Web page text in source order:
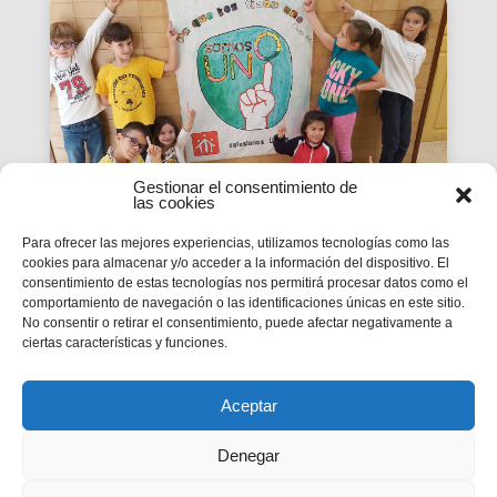
Gestionar el consentimiento de
las cookies
Para ofrecer las mejores experiencias, utilizamos tecnologías como las
cookies para almacenar y/o acceder a la información del dispositivo. El
consentimiento de estas tecnologías nos permitirá procesar datos como el
comportamiento de navegación o las identificaciones únicas en este sitio.
No consentir o retirar el consentimiento, puede afectar negativamente a
ciertas características y funciones.
Aceptar
Denegar
La Revista SMX 59 hace
balance del primer curso de
'Somos Uno'
balance del primer curso de la Campaña
inspectorial Somos Uno, marcada...